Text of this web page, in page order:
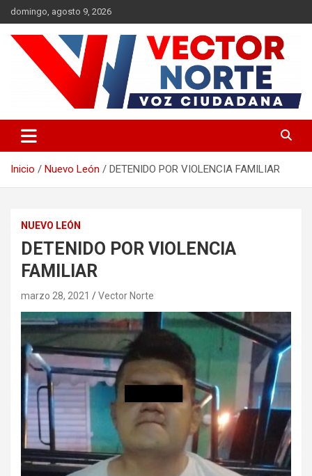
Saltar
al
contenido
domingo, agosto 9, 2026
Vector Norte
Inicio Nuevo León DETENIDO POR VIOLENCIA FAMILIAR
NUEVO LEÓN
DETENIDO POR VIOLENCIA
FAMILIAR
marzo 28, 2021 Vector Norte